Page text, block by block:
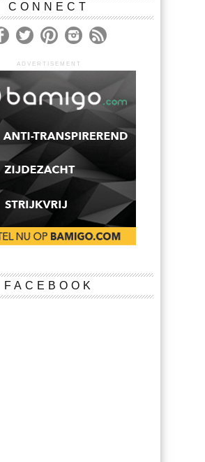
CONNECT
ADVERTISEMENT
FACEBOOK